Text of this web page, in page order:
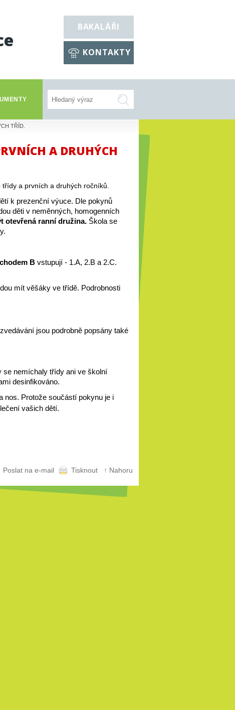
BAKALÁŘI
KONTAKTY
TŘÍD.
A DRUHÝCH
a prvních a druhých ročníků.
k prezenční výuce. Dle pokynů
děti v neměnných, homogenních
otevřená ranní družina. Škola se
B
mít věšáky ve třídě. Podrobnosti
jsou podrobně popsány také
se nemíchaly třídy ani ve školní
desinfikováno.
nos. Protože součástí pokynu je i
vašich dětí.
Poslat na e-mail
Tisknout ↑ Nahoru